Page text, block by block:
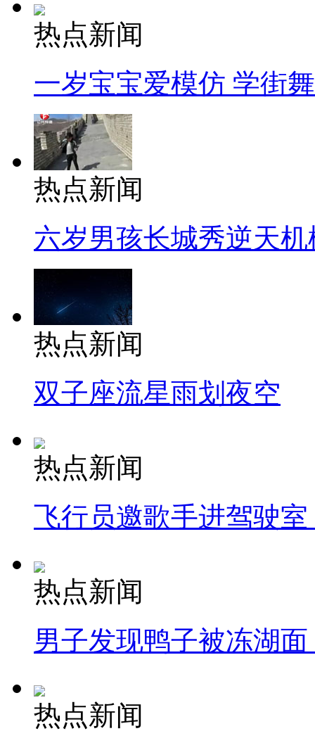
热点新闻
一岁宝宝爱模仿 学街
热点新闻
六岁男孩长城秀逆天机
热点新闻
双子座流星雨划夜空
热点新闻
飞行员邀歌手进驾驶
热点新闻
男子发现鸭子被冻湖
热点新闻